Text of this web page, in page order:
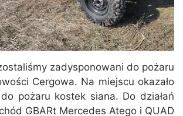
zadysponowani do pożaru
Cergowa. Na miejscu okazało
pożaru kostek siana. Do działań
GBARt Mercedes Atego i QUAD